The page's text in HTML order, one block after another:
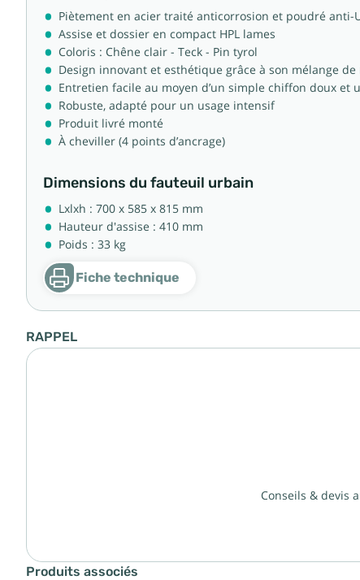
Piètement en acier traité anticorrosion et poudré anti-
Assise et dossier en compact HPL lames
Coloris : Chêne clair - Teck - Pin tyrol
Design innovant et esthétique grâce à son mélange de
Entretien facile au moyen d’un simple chiffon doux et
Robuste, adapté pour un usage intensif
Produit livré monté
À cheviller (4 points d’ancrage)
Dimensions du fauteuil urbain
Lxlxh : 700 x 585 x 815 mm
Hauteur d'assise : 410 mm
Poids : 33 kg
Fiche technique
RAPPEL
Conseils & devis
Produits associés